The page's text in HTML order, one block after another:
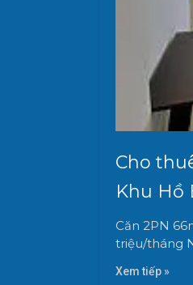
Cho
Khu Hồ
Căn 2PN
triệu/tháng
Xem tiếp »